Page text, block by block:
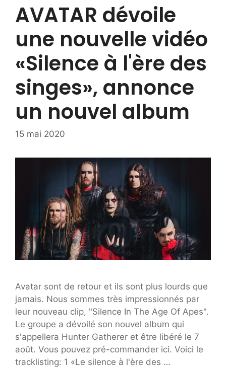
AVATAR dévoile
une nouvelle vidéo
«Silence à l'ère des
singes», annonce
un nouvel album
15 mai 2020
Avatar sont de retour et ils sont plus lourds que
jamais. Nous sommes très impressionnés par
leur nouveau clip, "Silence In The Age Of Apes".
Le groupe a dévoilé son nouvel album qui
s'appellera Hunter Gatherer et être libéré le 7
août. Vous pouvez pré-commander ici. Voici le
tracklisting: 1 «Le silence à l'ère des …